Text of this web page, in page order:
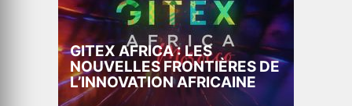
GITEX AFRICA : LES
NOUVELLES FRONTIÈRES DE
L’INNOVATION AFRICAINE